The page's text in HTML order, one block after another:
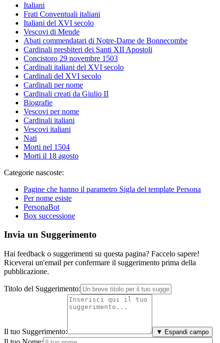
Italiani
Frati Conventuali italiani
Italiani del XVI secolo
Vescovi di Mende
Abati commendatari di Notre-Dame de Bonnecombe
Cardinali presbiteri dei Santi XII Apostoli
Concistoro 29 novembre 1503
Cardinali italiani del XVI secolo
Cardinali del XVI secolo
Cardinali per nome
Cardinali creati da Giulio II
Biografie
Vescovi per nome
Cardinali italiani
Vescovi italiani
Nati
Morti nel 1504
Morti il 18 agosto
Categorie nascoste:
Pagine che hanno il parametro Sigla del template Persona
Per nome esiste
PersonaBot
Box successione
Invia un Suggerimento
Hai feedback o suggerimenti su questa pagina? Faccelo sapere!
Riceverai un'email per confermare il suggerimento prima della
pubblicazione.
Titolo del Suggerimento:
Il tuo Suggerimento: ▼ Espandi campo